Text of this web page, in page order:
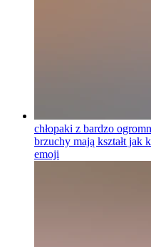
chłopaki z bardzo
brzuchy mają kształt jak
emoji